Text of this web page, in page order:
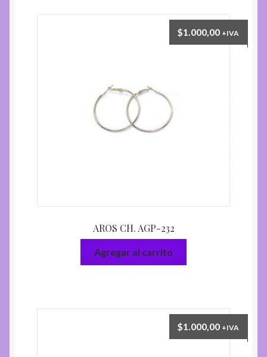
AROS CH. AGP-232
$1.000,00 +IVA
Agregar al carrito
$1.000,00 +IVA